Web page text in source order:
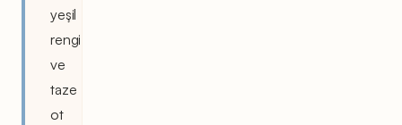
yeşil
rengi
ve
taze
ot